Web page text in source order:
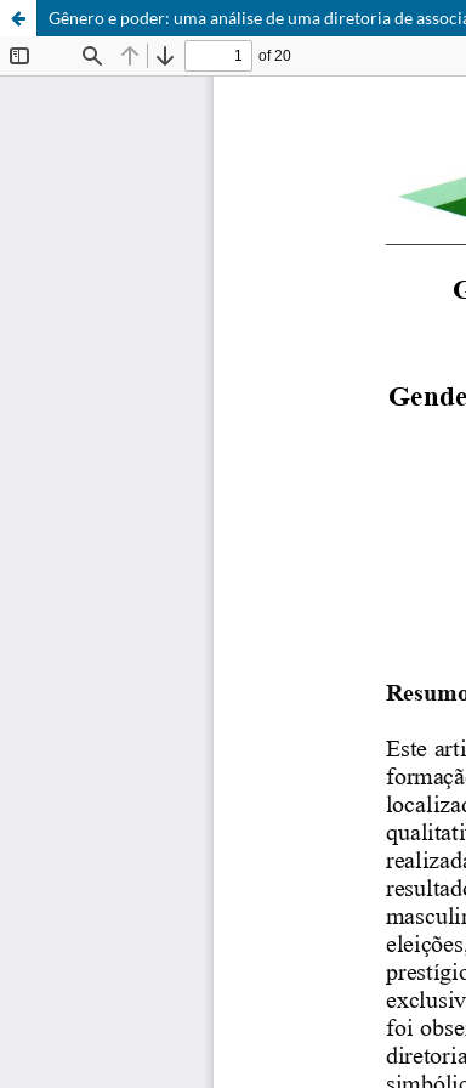
Gênero e poder: uma análise de uma diretoria de